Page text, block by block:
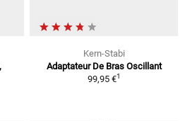
Kern-Stabi
Adaptateur De Bras Oscillant
99,95 €1